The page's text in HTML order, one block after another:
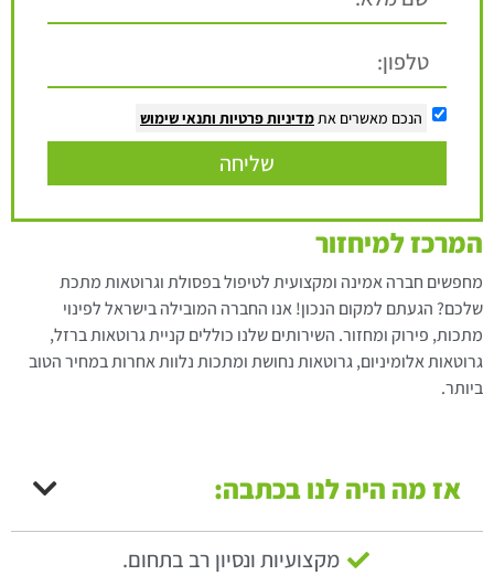
הנכם מאשרים אתמדיניות פרטיות ותנאי שימוש
שליחה
המרכז למיחזור
מחפשים חברה אמינה ומקצועית לטיפול בפסולת וגרוטאות מתכת
שלכם? הגעתם למקום הנכון! אנו החברה המובילה בישראל לפינוי
מתכות, פירוק ומחזור. השירותים שלנו כוללים קניית גרוטאות ברזל,
גרוטאות אלומיניום, גרוטאות נחושת ומתכות נלוות אחרות במחיר הטוב
ביותר.
אז מה היה לנו בכתבה:
מקצועיות ונסיון רב בתחום.